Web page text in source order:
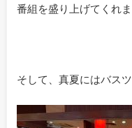
番組を盛り上げてくれま
そして、真夏にはバス